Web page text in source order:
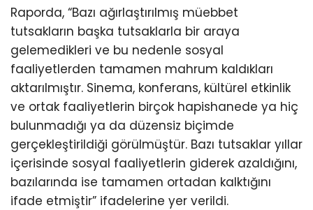
Raporda, “Bazı ağırlaştırılmış müebbet
tutsakların başka tutsaklarla bir araya
gelemedikleri ve bu nedenle sosyal
faaliyetlerden tamamen mahrum kaldıkları
aktarılmıştır. Sinema, konferans, kültürel etkinlik
ve ortak faaliyetlerin birçok hapishanede ya hiç
bulunmadığı ya da düzensiz biçimde
gerçekleştirildiği görülmüştür. Bazı tutsaklar yıllar
içerisinde sosyal faaliyetlerin giderek azaldığını,
bazılarında ise tamamen ortadan kalktığını
ifade etmiştir” ifadelerine yer verildi.